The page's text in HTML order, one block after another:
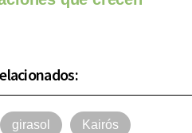
girasol Kairós